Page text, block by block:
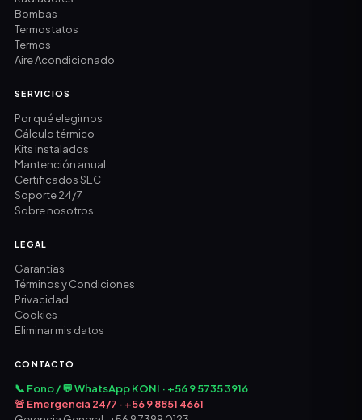
Bombas
Termostatos
Termos
Aire Acondicionado
SERVICIOS
Por qué elegirnos
Cálculo térmico
Kits instalados
Mantención anual
Certificados SEC
Soporte 24/7
Sobre nosotros
LEGAL
Garantías
Términos y Condiciones
Privacidad
Cookies
Eliminar mis datos
CONTACTO
📞 Fono / 💬 WhatsApp KONI · +56 9 5735 3916
🚨 Emergencia 24/7 · +56 9 8851 4661